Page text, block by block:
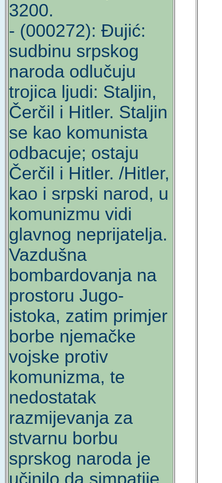
3200.
- (000272): Đujić:
sudbinu srpskog
naroda odlučuju
trojica ljudi: Staljin,
Čerčil i Hitler. Staljin
se kao komunista
odbacuje; ostaju
Čerčil i Hitler. /Hitler,
kao i srpski narod, u
komunizmu vidi
glavnog neprijatelja.
Vazdušna
bombardovanja na
prostoru Jugo-
istoka, zatim primjer
borbe njemačke
vojske protiv
komunizma, te
nedostatak
razmijevanja za
stvarnu borbu
sprskog naroda je
učinilo da simpatije